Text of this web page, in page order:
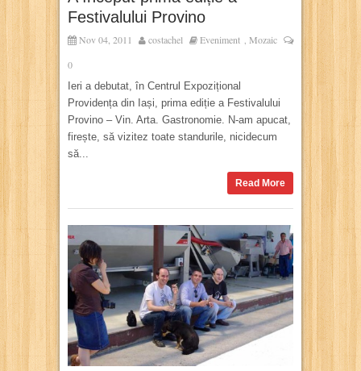
Festivalului Provino
Nov 04, 2011 costachel Eveniment
Mozaic
0
Ieri a debutat, în Centrul Expozițional
Providența din Iași, prima ediție a Festivalului
Provino – Vin. Arta. Gastronomie. N-am apucat,
firește, să vizitez toate standurile, nicidecum
să...
Read More